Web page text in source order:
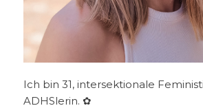
Ich bin 31, intersektionale
ADHSlerin. ✿